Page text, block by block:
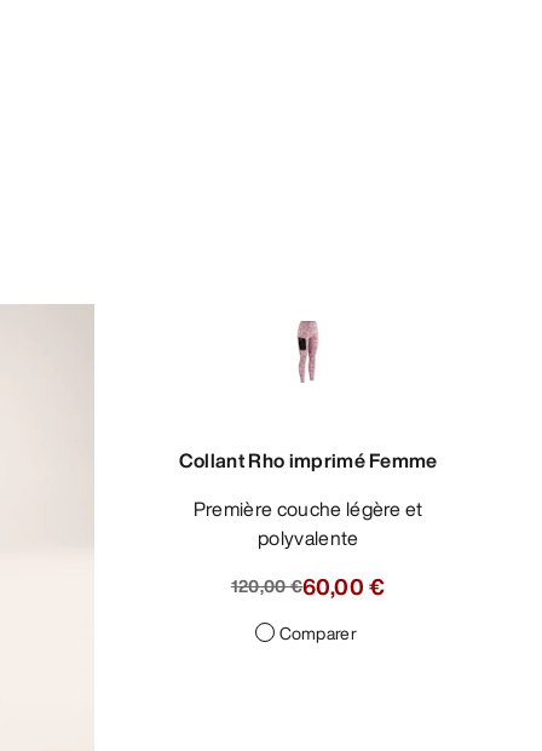
Collant Rho imprimé Femme
Première couche légère et
polyvalente
120,00 €60,00 €
Comparer